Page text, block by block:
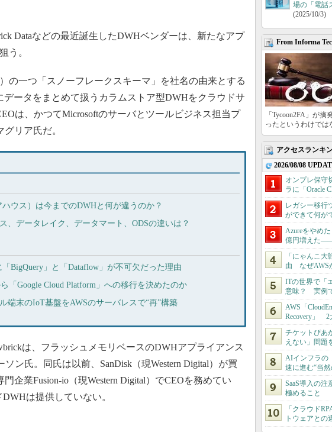
Dataなどの最近誕生したDWHベンダーは、新たなアプ
う。
の一つ「スノーフレークスキーマ」を社名の由来とする
データをまとめて扱うカラムストア型DWHをクラウドサ
は、かつてMicrosoftのサーバとツールビジネス担当プ
リア氏だ。
ウス）は今までのDWHと何が違うのか？
、データレイク、データマート、ODSの違いは？
BigQuery」と「Dataflow」が不可欠だった理由
「Google Cloud Platform」への移行を決めたのか
端末のIoT基盤をAWSのサーバレスで“再”構築
は、フラッシュメモリベースのDWHアプライアンス
ン氏。同氏は以前、SanDisk（現Western Digital）が買
企業Fusion-io（現Western Digital）でCEOを務めてい
は提供していない。
場の「電話
(2025/10/3)
From Informa
「Tycoon2FA」が
ったというわけでは
アクセスランキ
2026/08/08
オンプレ保守
ラに「Oracle
レガシー移行
ができて何が
Azureをやめ
億円増えた
「にゃんこ
由 なぜAWS
ITの世界で「
意味？ 実例
AWS「
Recovery」 2
チケットぴあ
えない」問題
AIインフラの
速に進む“当
SaaS導入の
極めること
「クラウド
トウェアとの